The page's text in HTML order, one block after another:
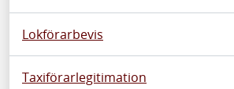
Lokförarbevis
Taxiförarlegitimation